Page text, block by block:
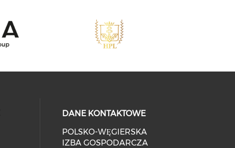
DANE KONTAKTOWE
POLSKO-WĘGIERSKA
IZBA GOSPODARCZA